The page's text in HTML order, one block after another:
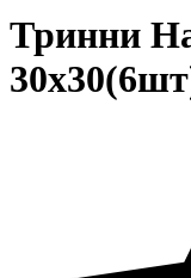
Тринни